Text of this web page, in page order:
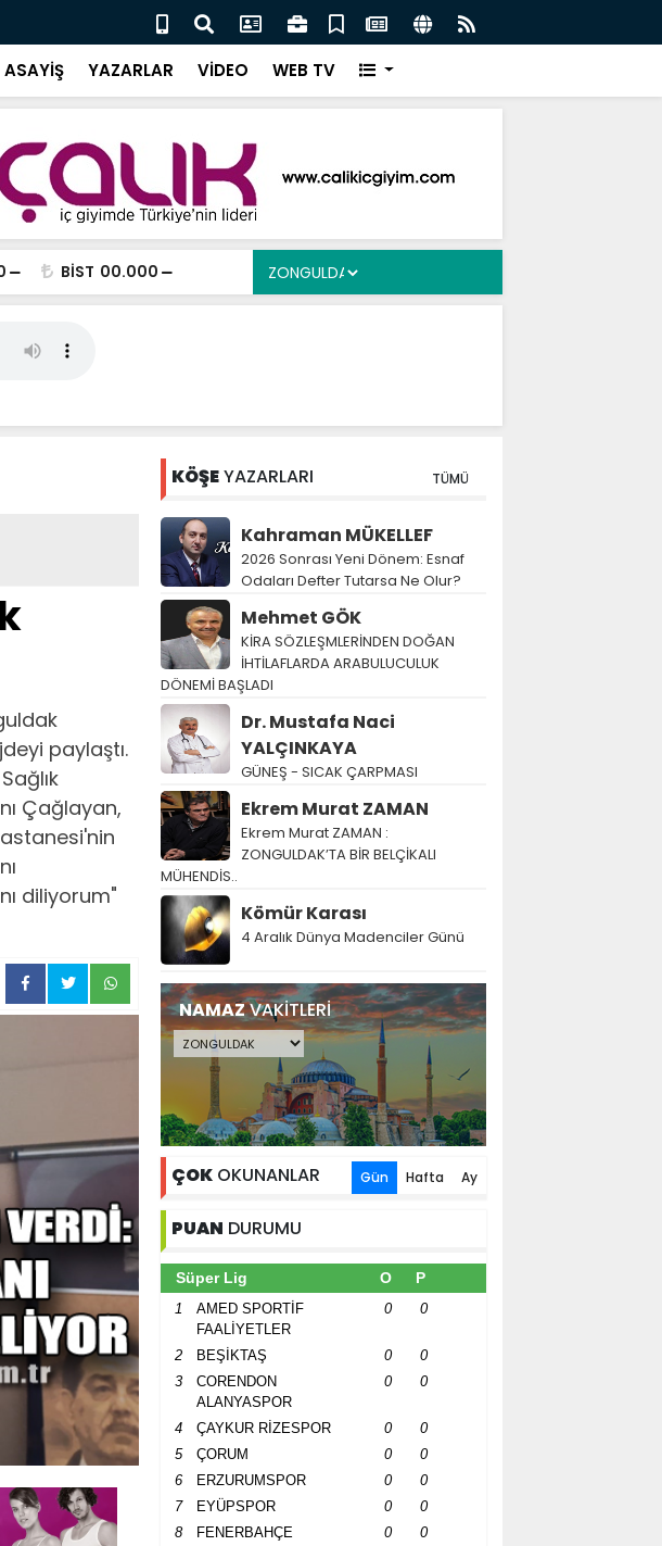
Karali’den Ergen’e Ziyaret
ASAYİŞ YAZARLAR VİDEO WEB TV
BİST 00.000
paylaştı.
Çağlayan,
diliyorum"
KÖŞEYAZARLARI TÜMÜ
Kahraman MÜKELLEF
2026 Sonrası Yeni Dönem: Esnaf
Odaları Defter Tutarsa Ne Olur?
Mehmet GÖK
KİRA SÖZLEŞMLERİNDEN DOĞAN
İHTİLAFLARDA ARABULUCULUK
DÖNEMİ BAŞLADI
Dr. Mustafa Naci
YALÇINKAYA
GÜNEŞ - SICAK ÇARPMASI
Ekrem Murat ZAMAN
Ekrem Murat ZAMAN :
ZONGULDAK’TA BİR BELÇİKALI
MÜHENDİS..
Kömür Karası
4 Aralık Dünya Madenciler Günü
NAMAZVAKİTLERİ
ÇOK OKUNANLAR Gün Hafta Ay
PUAN DURUMU
Süper Lig O P
1
AMED SPORTİF
FAALİYETLER
0 0
2 BEŞİKTAŞ 0
0
3
CORENDON
ALANYASPOR
0 0
4 ÇAYKUR RİZESPOR 0
0
5
ÇORUM 0
0
6
ERZURUMSPOR 0
0
7
EYÜPSPOR 0
0
8
FENERBAHÇE 0
0